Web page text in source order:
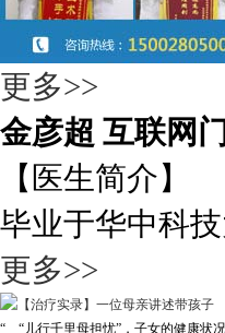
更多>>
金彦超 互联网
【医生简介】
毕业于华中科
更多>>
“ “儿行千里母担忧”，子女的健康状